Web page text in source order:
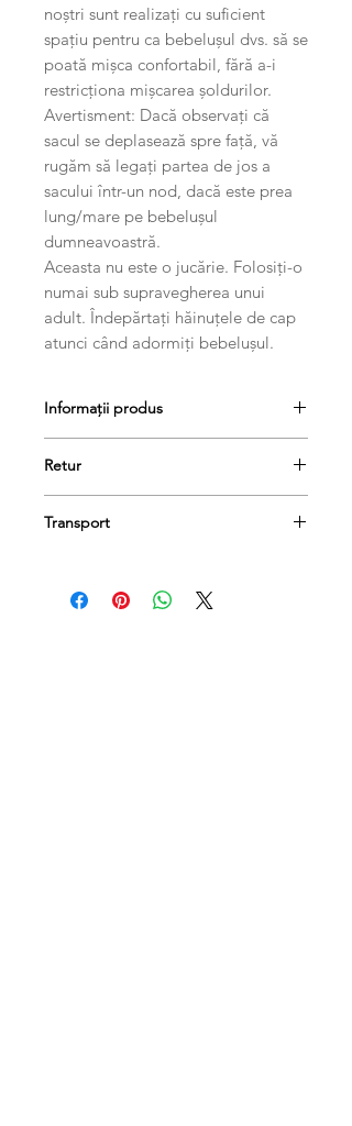
noștri sunt realizați cu suficient
spațiu pentru ca bebelușul dvs. să se
poată mișca confortabil, fără a-i
restricționa mișcarea șoldurilor.
Avertisment: Dacă observați că
sacul se deplasează spre față, vă
rugăm să legați partea de jos a
sacului într-un nod, dacă este prea
lung/mare pe bebelușul
dumneavoastră.
Aceasta nu este o jucărie. Folosiți-o
numai sub supravegherea unui
adult. Îndepărtați hăinuțele de cap
atunci când adormiți bebelușul.
Informații produs
Retur
de 14 de zile, dacă păstrați etichetele
Transport
în termen de 1-3 zile lucrătoare.